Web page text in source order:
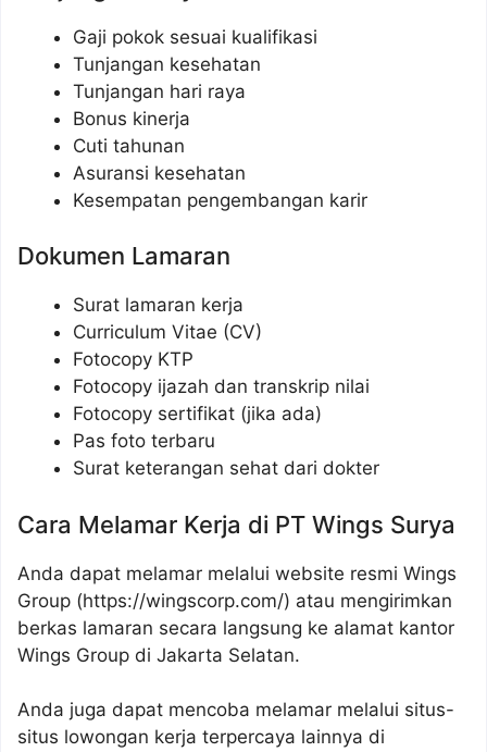
Gaji pokok sesuai kualifikasi
Tunjangan kesehatan
Tunjangan hari raya
Bonus kinerja
Cuti tahunan
Asuransi kesehatan
Kesempatan pengembangan karir
Dokumen Lamaran
Surat lamaran kerja
Curriculum Vitae (CV)
Fotocopy KTP
Fotocopy ijazah dan transkrip nilai
Fotocopy sertifikat (jika ada)
Pas foto terbaru
Surat keterangan sehat dari dokter
Cara Melamar Kerja di PT Wings Surya
Anda dapat melamar melalui website resmi Wings
Group (https://wingscorp.com/) atau mengirimkan
berkas lamaran secara langsung ke alamat kantor
Wings Group di Jakarta Selatan.
Anda juga dapat mencoba melamar melalui situs-
situs lowongan kerja terpercaya lainnya di